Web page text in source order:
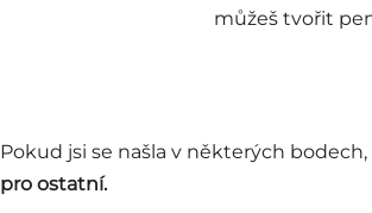
můžeš tvořit
Pokud jsi se našla v některých
pro ostatní.